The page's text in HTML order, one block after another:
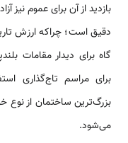
دقیق است؛ چراکه ارزش
گاه برای دیدار مقامات
برای مراسم تاج‌گذاری
بزرگ‌ترین ساختمان از
می‌شود.